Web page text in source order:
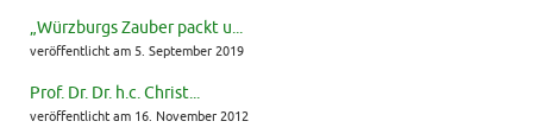
„Würzburgs Zauber packt u...
veröffentlicht am 5. September 2019
Prof. Dr. Dr. h.c. Christ...
veröffentlicht am 16. November 2012